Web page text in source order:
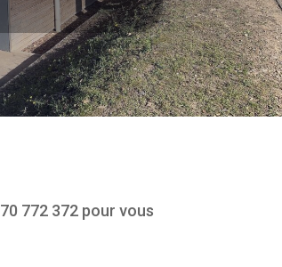
772 372 pour vous